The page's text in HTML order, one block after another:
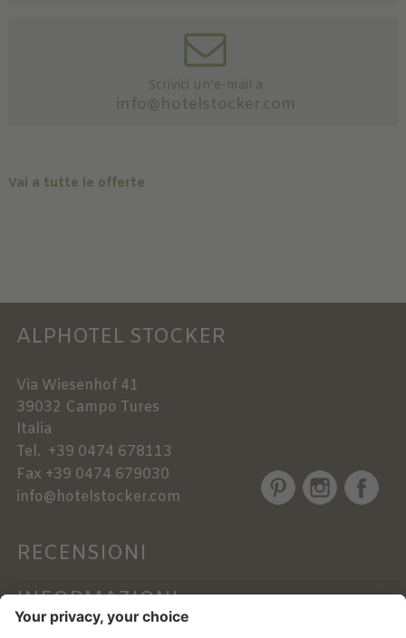
Scrivici un'e-mail a
info@hotelstocker.com
Vai a tutte le offerte
ALPHOTEL STOCKER
Via Wiesenhof 41
39032 Campo Tures
Italia
Tel. +39 0474 678113
Fax +39 0474 679030
info@hotelstocker.com
RECENSIONI
INFORMAZIONI